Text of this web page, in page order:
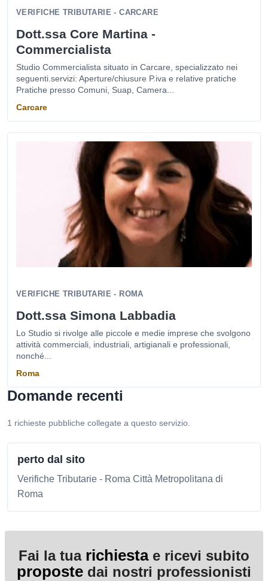
VERIFICHE TRIBUTARIE - CARCARE
Dott.ssa Core Martina -
Commercialista
Studio Commercialista situato in Carcare, specializzato nei
seguenti.servizi: Aperture/chiusure P.iva e relative pratiche
Pratiche presso Comuni, Suap, Camera...
Carcare
VERIFICHE TRIBUTARIE - ROMA
Dott.ssa Simona Labbadia
Lo Studio si rivolge alle piccole e medie imprese che svolgono
attività commerciali, industriali, artigianali e professionali,
nonché...
Roma
Domande recenti
1 richieste pubbliche collegate a questo servizio.
perto dal sito
Verifiche Tributarie - Roma Città Metropolitana di
Roma
Fai la tua richiestae ricevi subito
proposte dai nostri professionisti